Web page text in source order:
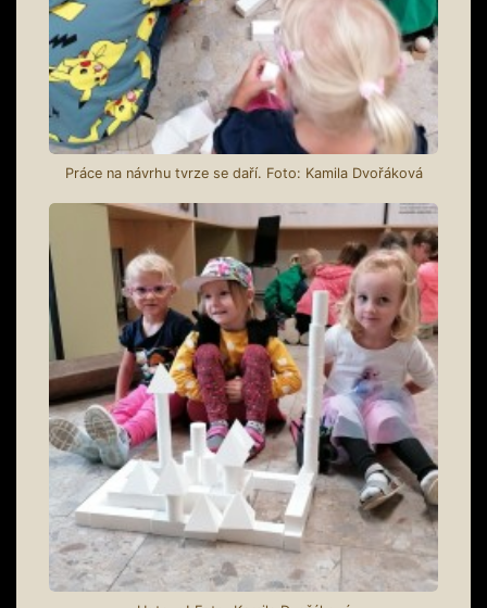
Práce na návrhu tvrze se daří. Foto: Kamila Dvořáková